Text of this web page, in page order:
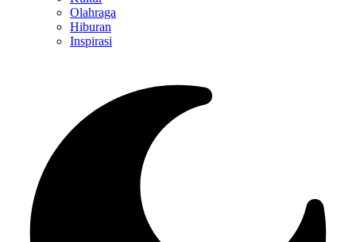
Olahraga
Hiburan
Inspirasi